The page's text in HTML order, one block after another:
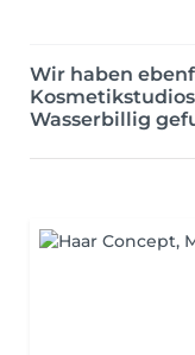
Wir haben
Wasserbillig